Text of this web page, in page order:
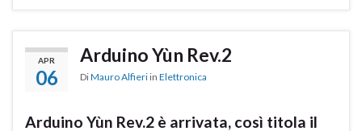
APR
06
Arduino Yùn Rev.2
DiMauro Alfieri in Elettronica
Arduino Yùn Rev.2 è arrivata, così titola il